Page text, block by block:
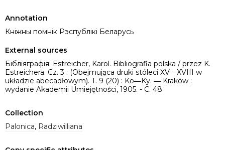
Annotation
Кніжны помнік Рэспублікі Беларусь
External sources
Бібліяграфія: Estreicher, Karol. Bibliografia polska / przez K.
Estreichera. Cz. 3 : (Obejmująca druki stóleci XV―XVIII w
układzie abecadłowym). T. 9 (20) : Ko―Ky. ― Kraków :
wydanie Akademii Umiejętności, 1905. - C. 48
Collection
Palonica, Radziwilliana